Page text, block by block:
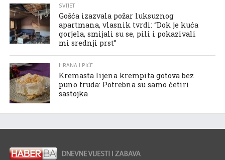
SVIJET
Gošća izazvala požar luksuznog
apartmana, vlasnik tvrdi: “Dok je kuća
gorjela, smijali su se, pili i pokazivali
mi srednji prst”
HRANA I PIĆE
Kremasta lijena krempita gotova bez
puno truda: Potrebna su samo četiri
sastojka